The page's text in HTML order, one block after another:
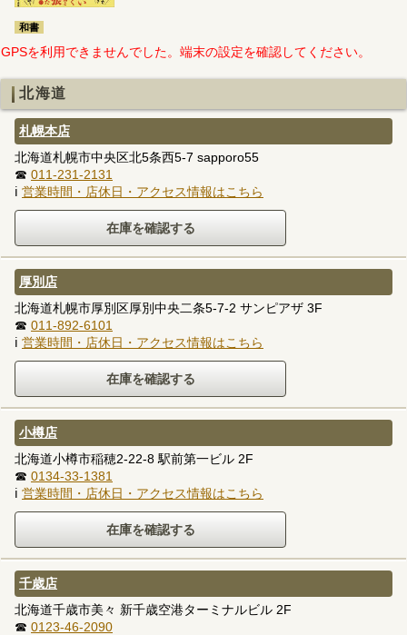
和書
GPSを利用できませんでした。端末の設定を確認してください。
北海道
札幌本店
北海道札幌市中央区北5条西5-7 sapporo55
☎ 011-231-2131
ℹ 営業時間・店休日・アクセス情報はこちら
厚別店
北海道札幌市厚別区厚別中央二条5-7-2 サンピアザ 3F
☎ 011-892-6101
ℹ 営業時間・店休日・アクセス情報はこちら
小樽店
北海道小樽市稲穂2-22-8 駅前第一ビル 2F
☎ 0134-33-1381
ℹ 営業時間・店休日・アクセス情報はこちら
千歳店
北海道千歳市美々 新千歳空港ターミナルビル 2F
☎ 0123-46-2090